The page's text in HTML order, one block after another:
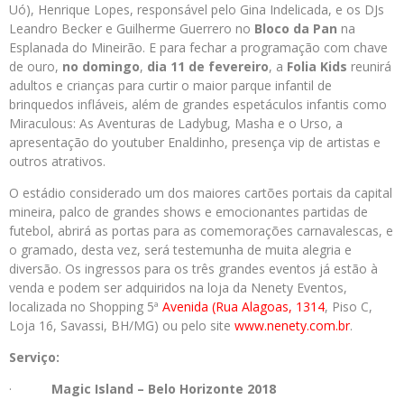
Uó), Henrique Lopes, responsável pelo Gina Indelicada, e os DJs
Leandro Becker e Guilherme Guerrero no Bloco da Pan na
Esplanada do Mineirão. E para fechar a programação com chave
de ouro, no domingo, dia 11 de fevereiro, a Folia Kids reunirá
adultos e crianças para curtir o maior parque infantil de
brinquedos infláveis, além de grandes espetáculos infantis como
Miraculous: As Aventuras de Ladybug, Masha e o Urso, a
apresentação do youtuber Enaldinho, presença vip de artistas e
outros atrativos.
O estádio considerado um dos maiores cartões portais da capital
mineira, palco de grandes shows e emocionantes partidas de
futebol, abrirá as portas para as comemorações carnavalescas, e
o gramado, desta vez, será testemunha de muita alegria e
diversão. Os ingressos para os três grandes eventos já estão à
venda e podem ser adquiridos na loja da Nenety Eventos,
localizada no Shopping 5ª Avenida (Rua Alagoas, 1314, Piso C,
Loja 16, Savassi, BH/MG) ou pelo site www.nenety.com.br.
Serviço:
· Magic Island – Belo Horizonte 2018